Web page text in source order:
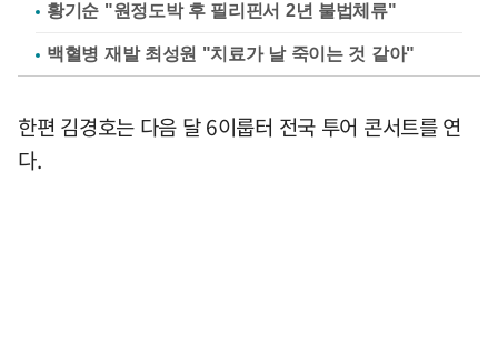
황기순 "원정도박 후 필리핀서 2년 불법체류"
백혈병 재발 최성원 "치료가 날 죽이는 것 같아"
한편 김경호는 다음 달 6이룹터 전국 투어 콘서트를 연
다.